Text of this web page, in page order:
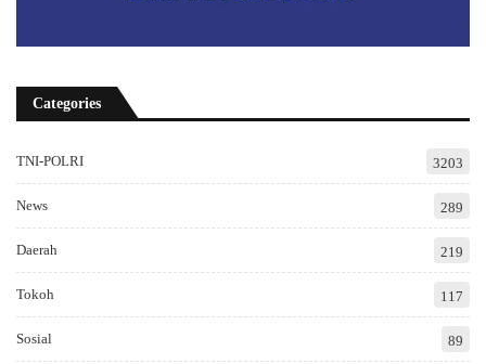
Categories
TNI-POLRI 3203
News 289
Daerah 219
Tokoh 117
Sosial 89